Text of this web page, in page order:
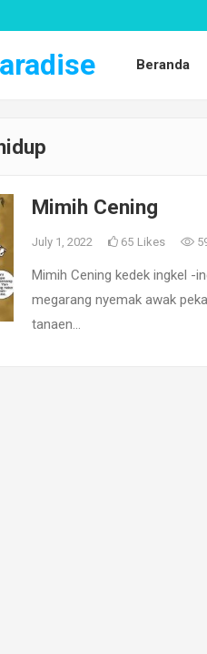
Beranda
Mimih Cening
July 1, 2022 65 Likes
Mimih Cening kedek ingkel -
megarang nyemak awak
tanaen…